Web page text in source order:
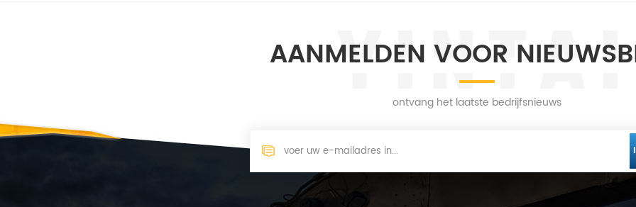
AANMELDEN VOOR
ontvang het laatste bedrijfsnieuws